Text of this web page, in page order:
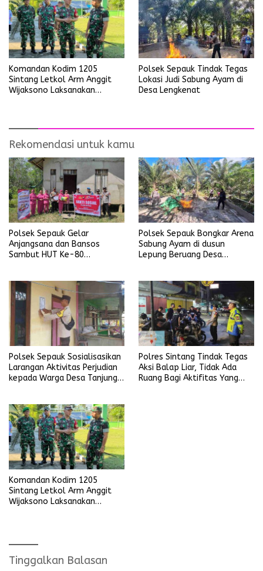
Komandan Kodim 1205
Sintang Letkol Arm Anggit
Wijaksono Laksanakan
Polsek Sepauk Tindak Tegas
Lokasi Judi Sabung Ayam di
Desa Lengkenat
Rekomendasi untuk kamu
Polsek Sepauk Gelar
Anjangsana dan Bansos
Sambut HUT Ke-80
Polsek Sepauk Bongkar Arena
Sabung Ayam di dusun
Lepung Beruang Desa
Polsek Sepauk Sosialisasikan
Larangan Aktivitas Perjudian
kepada Warga Desa Tanjung
Polres Sintang Tindak Tegas
Aksi Balap Liar, Tidak Ada
Ruang Bagi Aktifitas Yang
Komandan Kodim 1205
Sintang Letkol Arm Anggit
Wijaksono Laksanakan
Tinggalkan Balasan